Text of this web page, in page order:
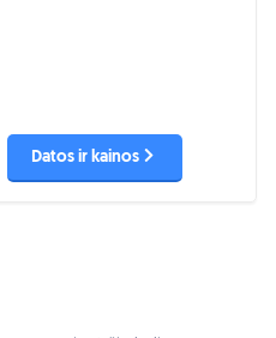
Datos ir kainos